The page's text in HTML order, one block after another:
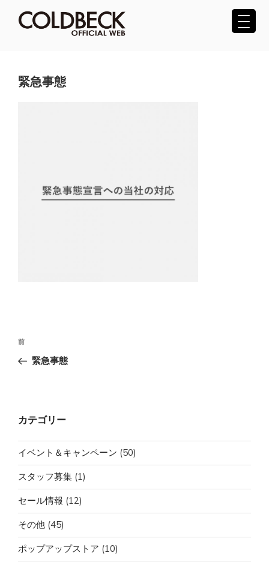
緊急事態
投
ナ
ー
ョ
ン
前
の
前
緊急事態
カテゴリー
イベント＆キャンペーン (50)
スタッフ募集 (1)
セール情報 (12)
その他 (45)
ポップアップストア (10)